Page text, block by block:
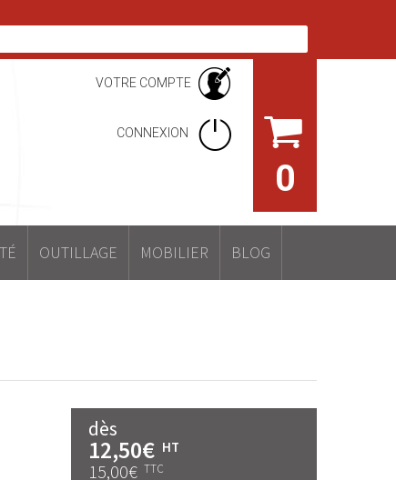
0
VOTRE COMPTE
CONNEXION
OUTILLAGE MOBILIER BLOG
dès
12,50€ HT
15,00€ TTC